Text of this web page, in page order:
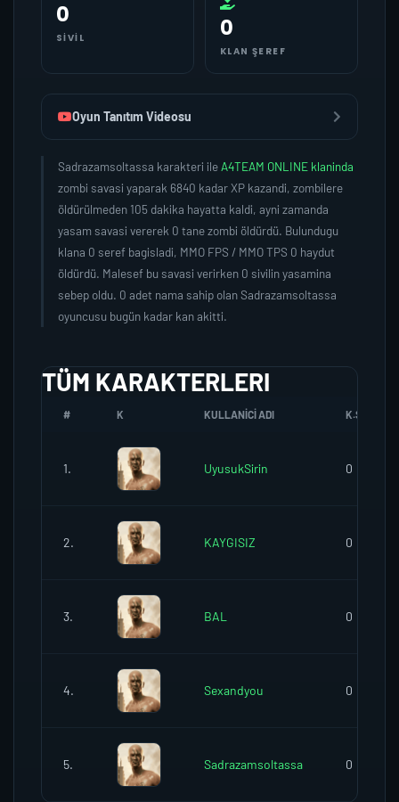
0
SIVIL 0
KLAN ŞEREF
Oyun Tanıtım Videosu
Sadrazamsoltassa karakteri ileA4TEAM ONLINE klaninda
zombi savasi yaparak 6840 kadar XP kazandi, zombilere
öldürülmeden 105 dakika hayatta kaldi, ayni zamanda
yasam savasi vererek 0 tane zombi öldürdü. Bulundugu
klana 0 seref bagisladi, MMO FPS / MMO TPS 0 haydut
öldürdü. Malesef bu savasi verirken 0 sivilin yasamina
sebep oldu. 0 adet nama sahip olan Sadrazamsoltassa
oyuncusu bugün kadar kan akitti.
TÜM KARAKTERLERI
# K KULLANICI ADI K.SEREFI
1. UyusukSirin 0
2. KAYGISIZ 0
3. BAL 0
4. Sexandyou 0
5. Sadrazamsoltassa 0